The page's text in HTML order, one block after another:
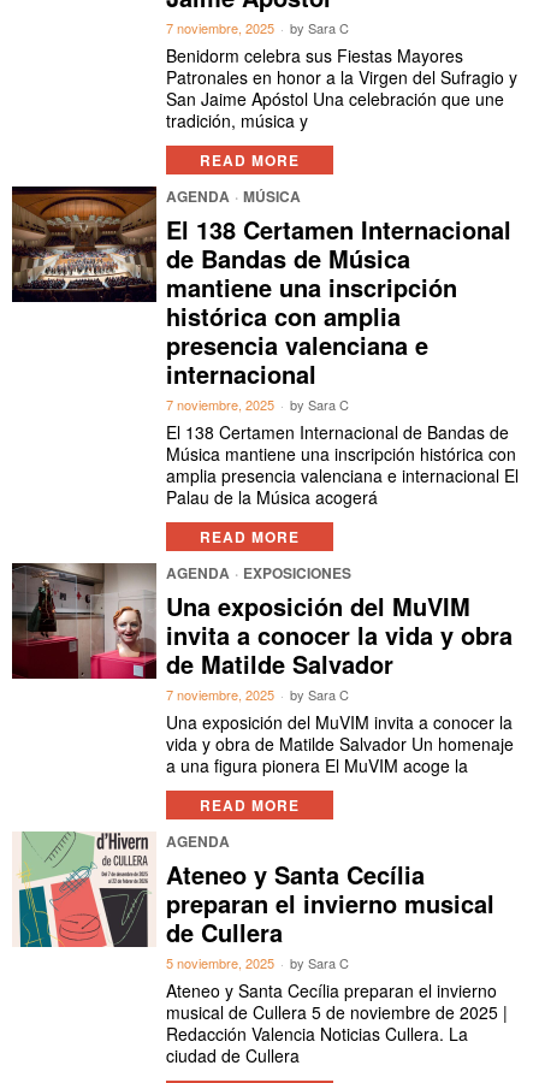
7 noviembre, 2025 bySara C
Benidorm celebra sus Fiestas Mayores
Patronales en honor a la Virgen del Sufragio y
San Jaime Apóstol Una celebración que une
tradición, música y
READ MORE
AGENDA · MÚSICA
El 138 Certamen Internacional
de Bandas de Música
mantiene una inscripción
histórica con amplia
presencia valenciana e
internacional
7 noviembre, 2025 bySara C
El 138 Certamen Internacional de Bandas de
Música mantiene una inscripción histórica con
amplia presencia valenciana e internacional El
Palau de la Música acogerá
READ MORE
AGENDA · EXPOSICIONES
Una exposición del MuVIM
invita a conocer la vida y obra
de Matilde Salvador
7 noviembre, 2025 bySara C
Una exposición del MuVIM invita a conocer la
vida y obra de Matilde Salvador Un homenaje
a una figura pionera El MuVIM acoge la
READ MORE
AGENDA
Ateneo y Santa Cecília
preparan el invierno musical
de Cullera
5 noviembre, 2025 bySara C
Ateneo y Santa Cecília preparan el invierno
musical de Cullera 5 de noviembre de 2025 |
Redacción Valencia Noticias Cullera. La
ciudad de Cullera